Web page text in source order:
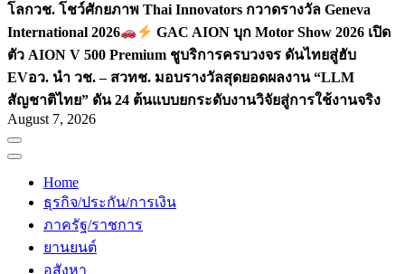
โลกวช. โชว์ศักยภาพ Thai Innovators กวาดรางวัล Geneva
International 2026
GAC AION บุก Motor Show 2026 เปิด
ตัว AION V 500 Premium ชูบริการครบวงจร ดันไทยสู่ฮับ
EVอว. นำ วช. – สวทช. มอบรางวัลสุดยอดผลงาน “LLM
สัญชาติไทย” ดัน 24 ต้นแบบยกระดับงานวิจัยสู่การใช้งานจริง
August 7, 2026
Home
ธุรกิจ/ประกัน/การเงิน
ภาครัฐ/ราชการ
ยานยนต์
อสังหา